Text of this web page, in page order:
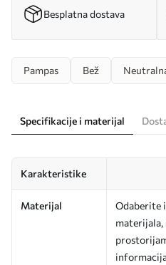
Besplatna dostava
Pampas Bež
Specifikacije i materijal
Karakteristike
Materijal
Odaberite